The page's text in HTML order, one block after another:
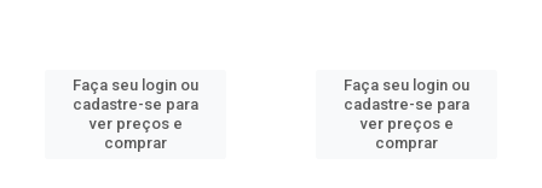
Faça seu login ou
cadastre-se para
ver preços e
comprar
Faça seu login ou
cadastre-se para
ver preços e
comprar